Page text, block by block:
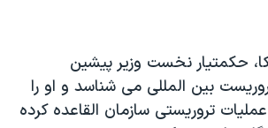
حکمتيار نخست وزير پيشين
بين المللی می شناسد و او را
تروريستی سازمان القاعده کرده